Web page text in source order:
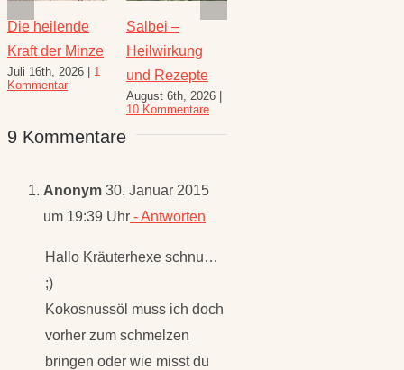
Die heilende
Kraft der Minze
Juli 16th, 2026
1
Kommentar
Salbei –
Heilwirkung
und Rezepte
August 6th, 2026
10 Kommentare
9 Kommentare
Anonym 30. Januar 2015
um 19:39 Uhr - Antworten
Hallo Kräuterhexe schnu…
;)
Kokosnussöl muss ich doch
vorher zum schmelzen
bringen oder wie misst du